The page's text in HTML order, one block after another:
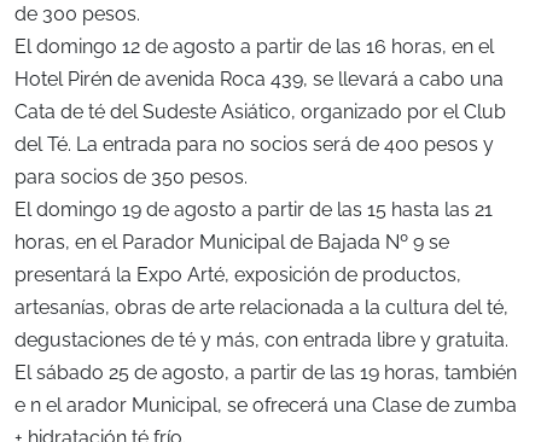
de 300 pesos.
El domingo 12 de agosto a partir de las 16 horas, en el
Hotel Pirén de avenida Roca 439, se llevará a cabo una
Cata de té del Sudeste Asiático, organizado por el Club
del Té. La entrada para no socios será de 400 pesos y
para socios de 350 pesos.
El domingo 19 de agosto a partir de las 15 hasta las 21
horas, en el Parador Municipal de Bajada Nº 9 se
presentará la Expo Arté, exposición de productos,
artesanías, obras de arte relacionada a la cultura del té,
degustaciones de té y más, con entrada libre y gratuita.
El sábado 25 de agosto, a partir de las 19 horas, también
e n el arador Municipal, se ofrecerá una Clase de zumba